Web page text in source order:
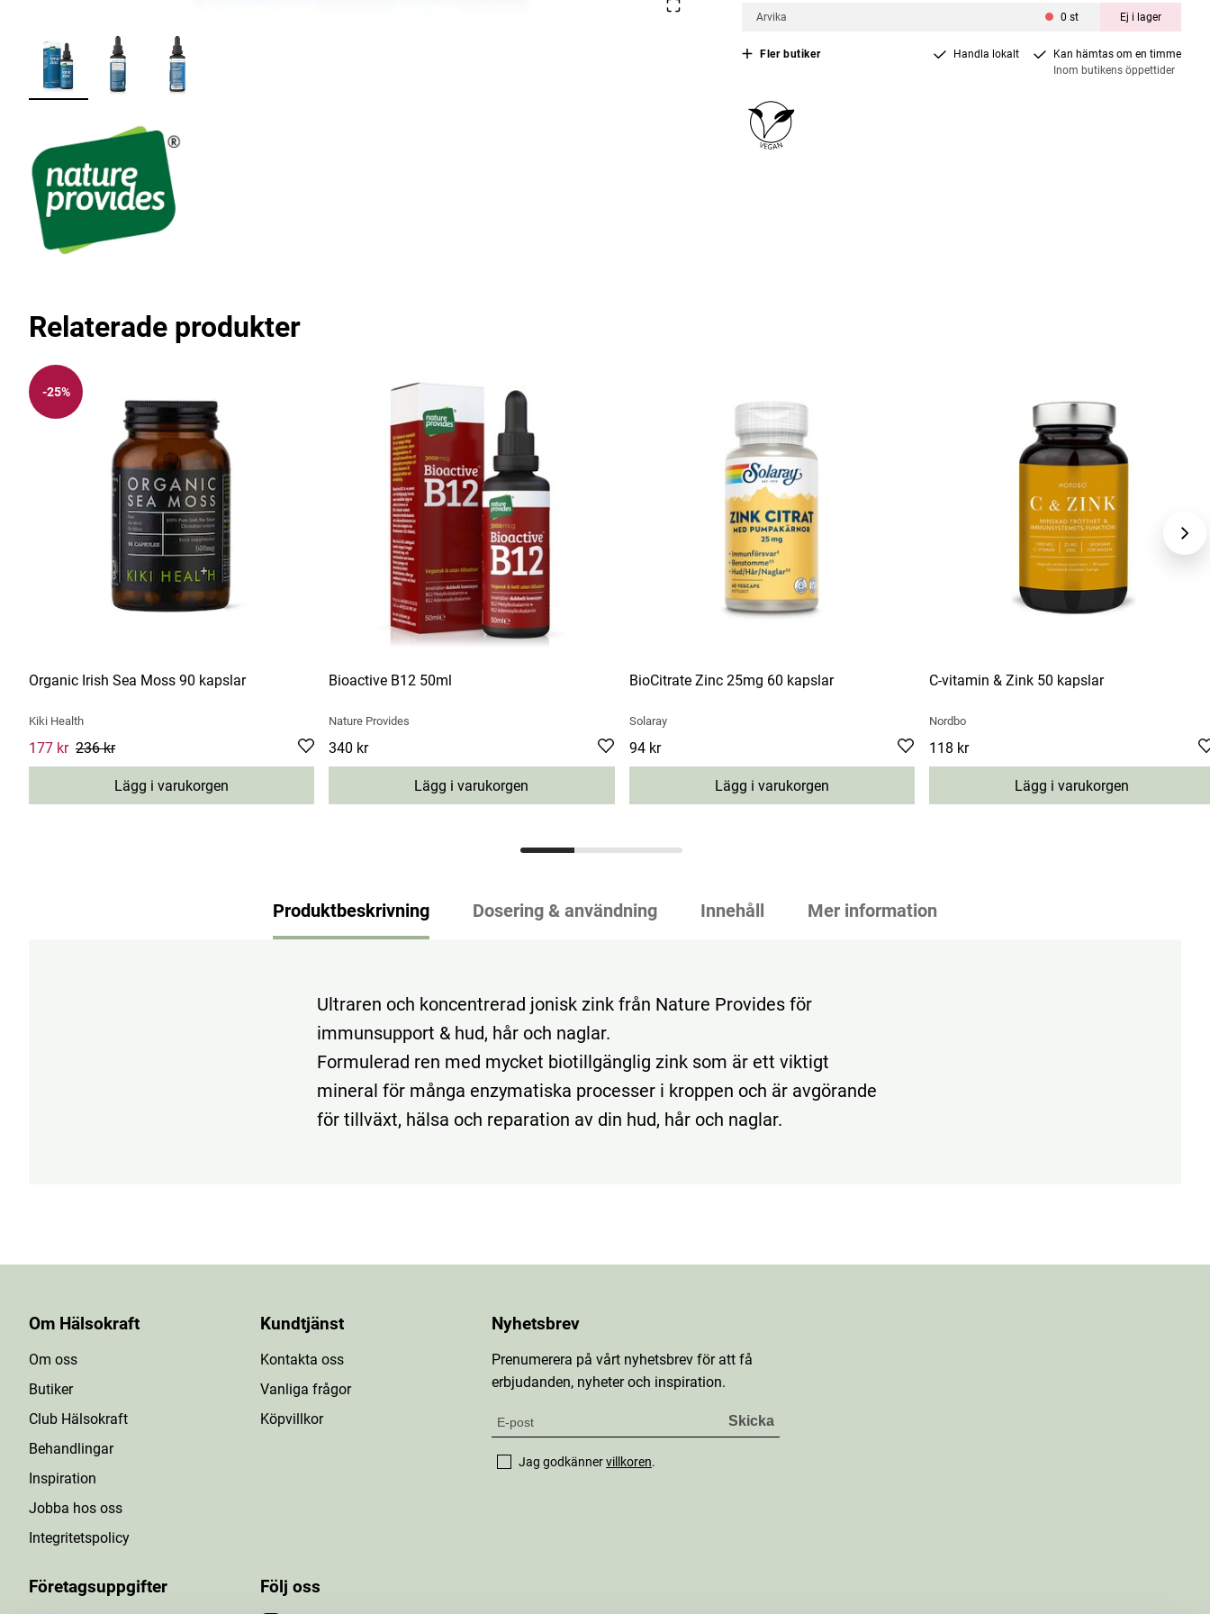
Arvika 0 st Ej i lager
Fler butiker Handla lokalt
Kan hämtas om en timme
Inom butikens öppettider
Relaterade produkter
-25%
Organic Irish Sea Moss 90 kapslar
Kiki Health
Current price:
177 kr 236 kr
Lägg i varukorgen
Bioactive B12 50ml
Nature Provides
Pris :340 kr
340 kr
Lägg i varukorgen
BioCitrate Zinc 25mg 60 kapslar
Solaray
Pris:94 kr
94 kr
Lägg i varukorgen
C-vitamin & Zink 50 kapslar
Nordbo
Pris :118 kr
118 kr
Lägg i varukorgen
Produktbeskrivning Dosering & användning Innehåll Mer information
Ultraren och koncentrerad jonisk zink från Nature Provides för
immunsupport & hud, hår och naglar.
Formulerad ren med mycket biotillgänglig zink som är ett viktigt
mineral för många enzymatiska processer i kroppen och är avgörande
för tillväxt, hälsa och reparation av din hud, hår och naglar.
Om Hälsokraft
Om oss
Butiker
Club Hälsokraft
Behandlingar
Inspiration
Jobba hos oss
Integritetspolicy
Kundtjänst
Kontakta oss
Vanliga frågor
Köpvillkor
Företagsuppgifter Följ oss
Nyhetsbrev
Prenumerera på vårt nyhetsbrev för att få
erbjudanden, nyheter och inspiration.
Jag godkännervillkoren.